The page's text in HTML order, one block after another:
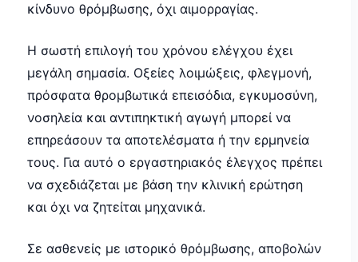
κίνδυνο θρόμβωσης, όχι αιμορραγίας.
Η σωστή επιλογή του χρόνου ελέγχου έχει
μεγάλη σημασία. Οξείες λοιμώξεις, φλεγμονή,
πρόσφατα θρομβωτικά επεισόδια, εγκυμοσύνη,
νοσηλεία και αντιπηκτική αγωγή μπορεί να
επηρεάσουν τα αποτελέσματα ή την ερμηνεία
τους. Για αυτό ο εργαστηριακός έλεγχος πρέπει
να σχεδιάζεται με βάση την κλινική ερώτηση
και όχι να ζητείται μηχανικά.
Σε ασθενείς με ιστορικό θρόμβωσης, αποβολών